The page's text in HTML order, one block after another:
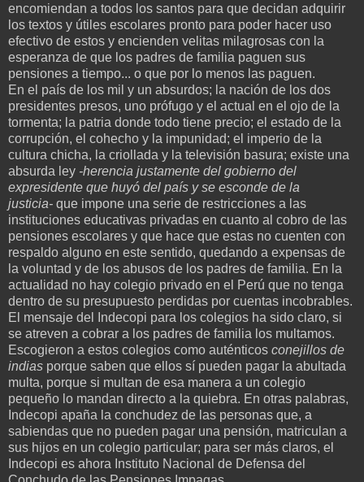
encomiendan a todos los santos para que decidan adquirir
los textos y útiles escolares pronto para poder hacer uso
efectivo de estos y encienden velitas milagrosas con la
esperanza de que los padres de familia paguen sus
pensiones a tiempo... o que por lo menos las paguen.
En el país de los mil y un absurdos; la nación de los dos
presidentes presos, uno prófugo y el actual en el ojo de la
tormenta; la patria donde todo tiene precio; el estado de la
corrupción, el cohecho y la impunidad; el imperio de la
cultura chicha, la criollada y la televisión basura; existe una
absurda ley -herencia justamente del gobierno del
expresidente que huyó del país y se esconde de la
justicia- que impone una serie de restricciones a las
instituciones educativas privadas en cuanto al cobro de las
pensiones escolares y que hace que estas no cuenten con
respaldo alguno en este sentido, quedando a expensas de
la voluntad y de los abusos de los padres de familia. En la
actualidad no hay colegio privado en el Perú que no tenga
dentro de su presupuesto perdidas por cuentas incobrables.
El mensaje del Indecopi para los colegios ha sido claro, si
se atreven a cobrar a los padres de familia los multamos.
Escogieron a estos colegios como auténticos conejillos de
indias porque saben que ellos sí pueden pagar la abultada
multa, porque si multan de esa manera a un colegio
pequeño lo mandan directo a la quiebra. En otras palabras,
Indecopi apaña la conchudez de las personas que, a
sabiendas que no pueden pagar una pensión, matriculan a
sus hijos en un colegio particular; para ser más claros, el
Indecopi es ahora Instituto Nacional de Defensa del